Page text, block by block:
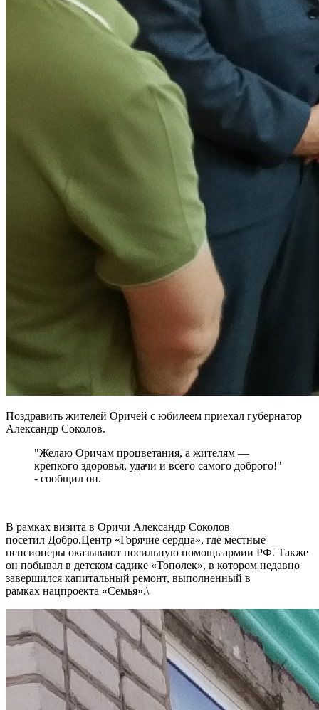
Поздравить жителей Оричей с юбилеем приехал губернатор
Александр Соколов.
"Желаю Оричам процветания, а жителям —
крепкого здоровья, удачи и всего самого доброго!"
- сообщил он.
В рамках визита в Оричи Александр Соколов
посетил Добро.Центр «Горячие сердца», где местные
пенсионеры оказывают посильную помощь армии РФ. Также
он побывал в детском садике «Тополек», в котором недавно
завершился капитальный ремонт, выполненный в
рамках нацпроекта «Семья».\